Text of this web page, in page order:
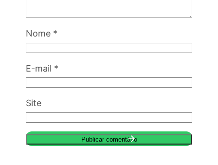
Nome *
E-mail *
Site